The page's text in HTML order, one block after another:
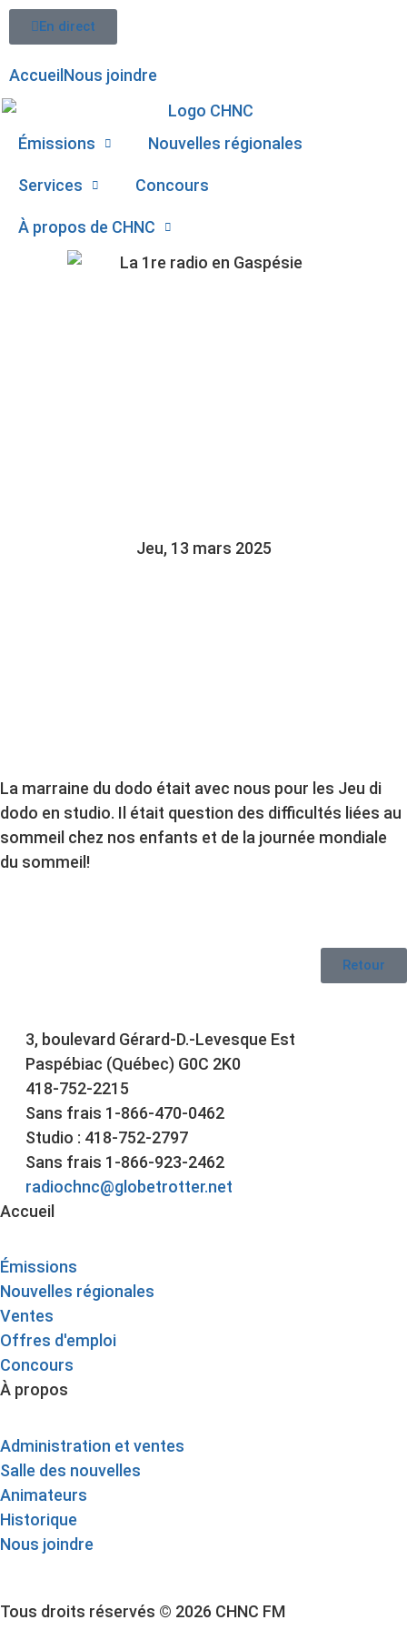
En direct
Accueil Nous joindre
Émissions Nouvelles régionales
Services Concours
À propos de CHNC
Jeu, 13 mars 2025
La marraine du dodo était avec nous pour les Jeu di
dodo en studio. Il était question des difficultés liées au
sommeil chez nos enfants et de la journée mondiale
du sommeil!
Retour
3, boulevard Gérard-D.-Levesque Est
Paspébiac (Québec) G0C 2K0
418-752-2215
Sans frais 1-866-470-0462
Studio : 418-752-2797
Sans frais 1-866-923-2462
radiochnc@globetrotter.net
Accueil
Émissions
Nouvelles régionales
Ventes
Offres d'emploi
Concours
À propos
Administration et ventes
Salle des nouvelles
Animateurs
Historique
Nous joindre
Tous droits réservés © 2026 CHNC FM